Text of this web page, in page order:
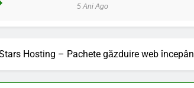
5 Ani Ago
Lucruri esentiale invatate
Earthing sau beneficiile
Hosting – Pachete găzduire web